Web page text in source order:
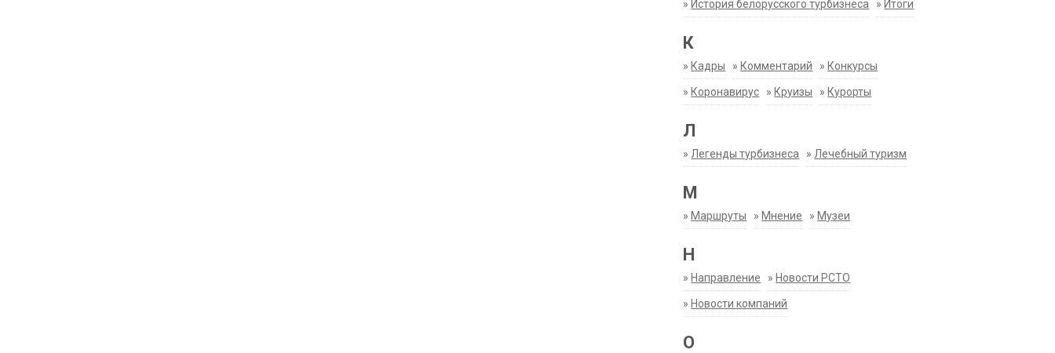
» История белорусского турбизнеса » Итоги
К
» Кадры » Комментарий » Конкурсы
» Коронавирус » Круизы » Курорты
Л
» Легенды турбизнеса » Лечебный туризм
М
» Маршруты » Мнение » Музеи
Н
» Направление » Новости РСТО
» Новости компаний
О